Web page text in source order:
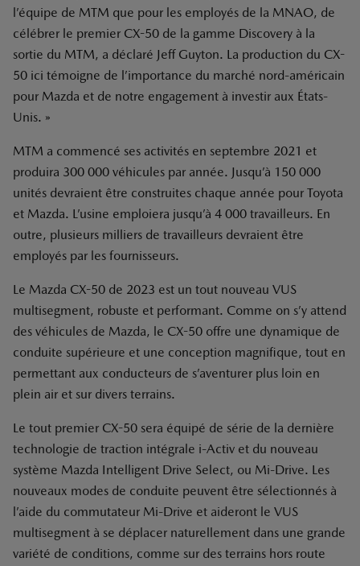
l’équipe de MTM que pour les employés de la MNAO, de
célébrer le premier CX-50 de la gamme Discovery à la
sortie du MTM, a déclaré Jeff Guyton. La production du CX-
50 ici témoigne de l’importance du marché nord-américain
pour Mazda et de notre engagement à investir aux États-
Unis. »
MTM a commencé ses activités en septembre 2021 et
produira 300 000 véhicules par année. Jusqu’à 150 000
unités devraient être construites chaque année pour Toyota
et Mazda. L’usine emploiera jusqu’à 4 000 travailleurs. En
outre, plusieurs milliers de travailleurs devraient être
employés par les fournisseurs.
Le Mazda CX-50 de 2023 est un tout nouveau VUS
multisegment, robuste et performant. Comme on s’y attend
des véhicules de Mazda, le CX-50 offre une dynamique de
conduite supérieure et une conception magnifique, tout en
permettant aux conducteurs de s’aventurer plus loin en
plein air et sur divers terrains.
Le tout premier CX-50 sera équipé de série de la dernière
technologie de traction intégrale i-Activ et du nouveau
système Mazda Intelligent Drive Select, ou Mi-Drive. Les
nouveaux modes de conduite peuvent être sélectionnés à
l’aide du commutateur Mi-Drive et aideront le VUS
multisegment à se déplacer naturellement dans une grande
variété de conditions, comme sur des terrains hors route